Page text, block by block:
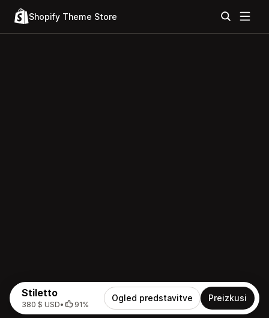
Shopify Theme Store
Stiletto
380 $ USD• 91%
Ogled predstavitve Preizkusi